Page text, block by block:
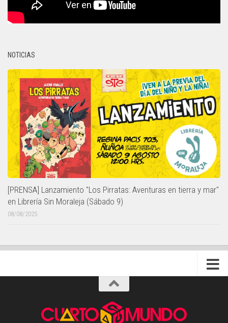
NOTICIAS
[PRENSA] Lanzamiento "Los Pirratas: Aventuras en tierra y mar"
en Librería Sin Moraleja (Sábado 9)
08/08/2025